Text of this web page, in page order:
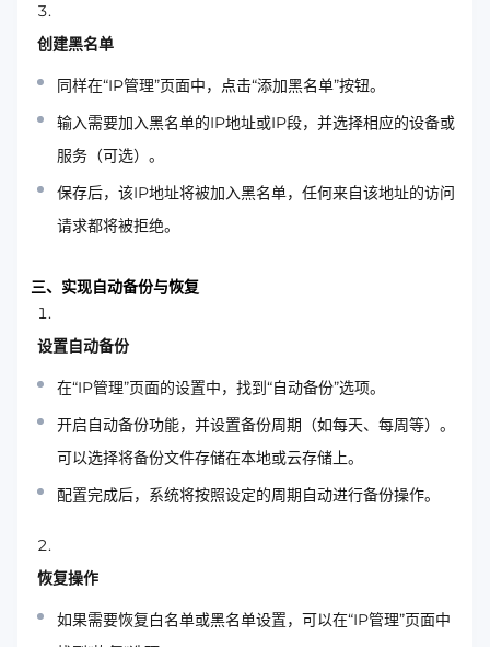
创建黑名单
同样在“IP管理”页面中，点击“添加黑名单”按钮。
输入需要加入黑名单的IP地址或IP段，并选择相应的设备或
服务（可选）。
保存后，该IP地址将被加入黑名单，任何来自该地址的访问
请求都将被拒绝。
三、实现自动备份与恢复
设置自动备份
在“IP管理”页面的设置中，找到“自动备份”选项。
开启自动备份功能，并设置备份周期（如每天、每周等）。
可以选择将备份文件存储在本地或云存储上。
配置完成后，系统将按照设定的周期自动进行备份操作。
恢复操作
如果需要恢复白名单或黑名单设置，可以在“IP管理”页面中